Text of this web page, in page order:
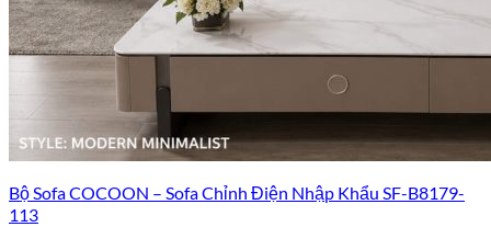
Bộ Sofa COCOON – Sofa Chỉnh Điện Nhập Khẩu SF-B8179-
113